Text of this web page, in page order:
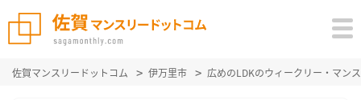
佐賀マンスリードットコム 伊万里市 広めのLDKのウィークリー・マン